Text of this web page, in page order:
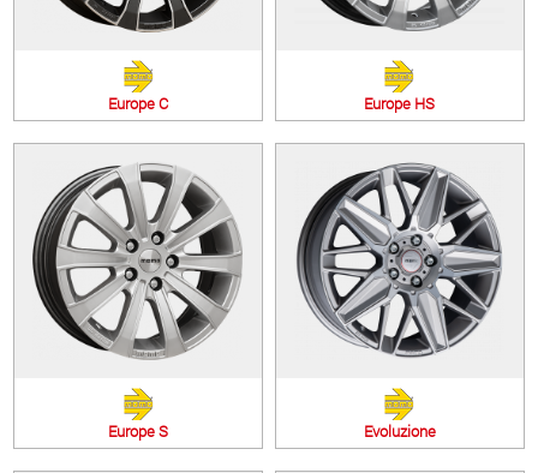
Europe C Europe HS
Europe S Evoluzione